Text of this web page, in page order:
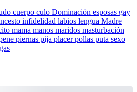
cuerpo culo Dominación esposas gay
infidelidad labios lengua Madre
mama manos maridos masturbación
piernas pija placerpollas puta sexo